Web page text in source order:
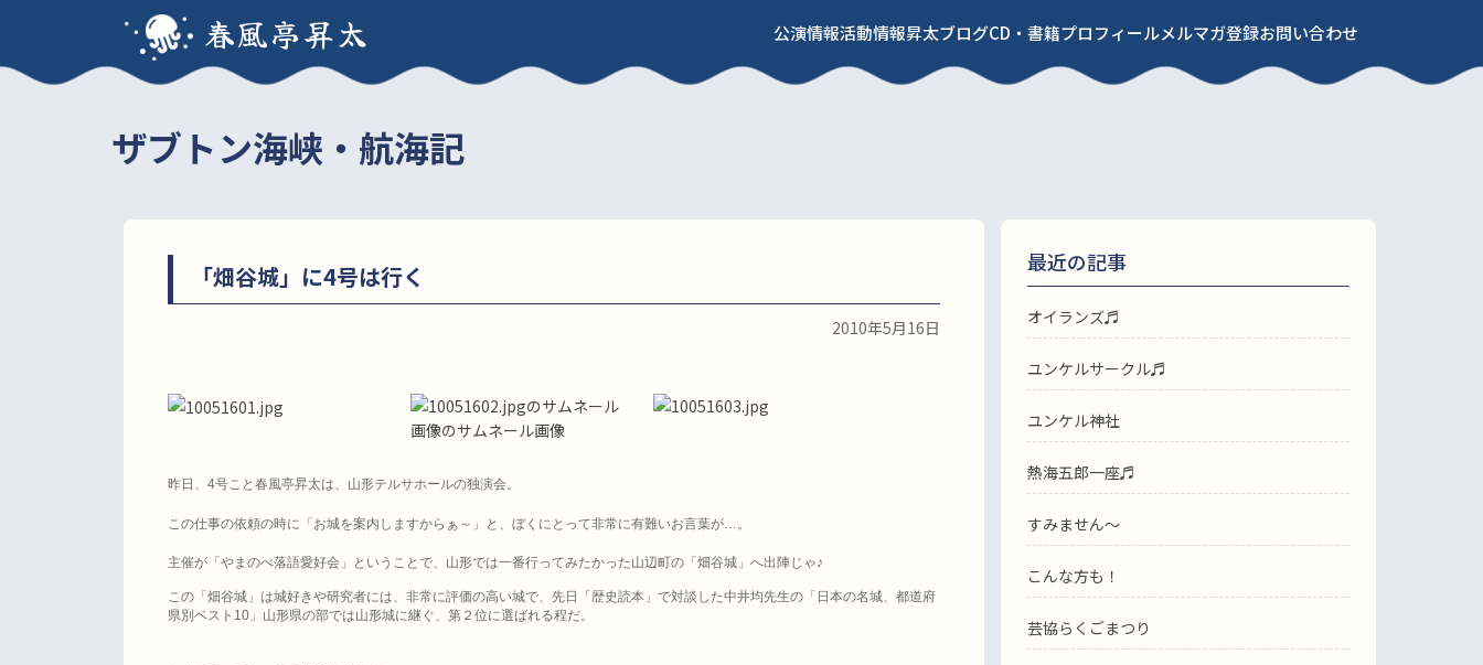
春風亭昇太 公演情報活動情報昇太ブログCD・書籍プロフィールメルマガ登録お問い合わせ
ザブトン海峡・航海記
「畑谷城」に4号は行く
2010年5月16日
昨日、 4号こと春風亭昇太は、山形テルサホールの独演会。
この仕事の依頼の時に「お城を案内しますからぁ～」と、ぼくにとって非常に有難いお言葉が…。
主催が「やまのべ落語愛好会」ということで、山形では一番行ってみたかった山辺町の「畑谷城」へ出陣じゃ♪
この「畑谷城」は城好きや研究者には、非常に評価の高い城で、先日「歴史読本」で対談した中井均先生の「日本の名城、都道府
県別ベスト 10 」山形県の部では山形城に継ぐ、第２位に選ばれる程だ。
最近の記事
オイランズ♬
ユンケルサークル♬
ユンケル神社
熱海五郎一座♬
すみません〜
こんな方も！
芸協らくごまつり